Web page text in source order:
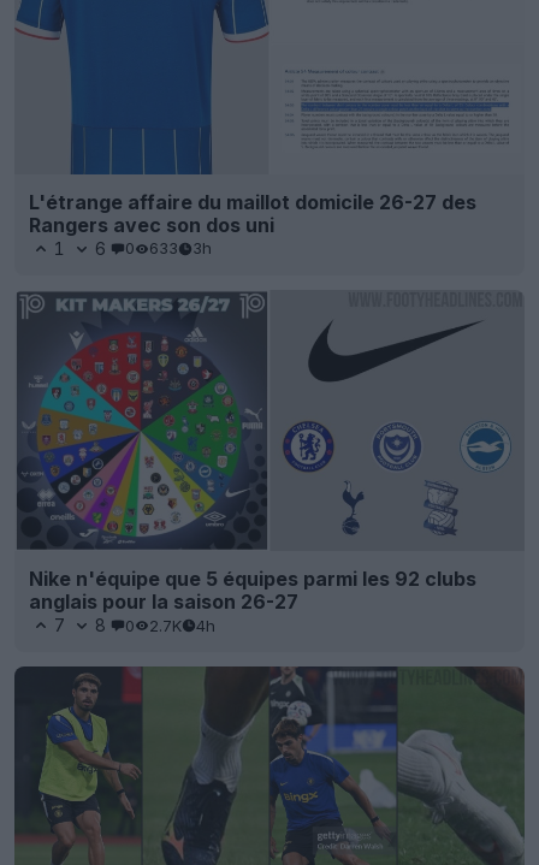
L'étrange affaire du maillot domicile 26-27 des
Rangers avec son dos uni
1 6 0 633 3h
Nike n'équipe que 5 équipes parmi les 92 clubs
anglais pour la saison 26-27
7 8 0 2.7K 4h